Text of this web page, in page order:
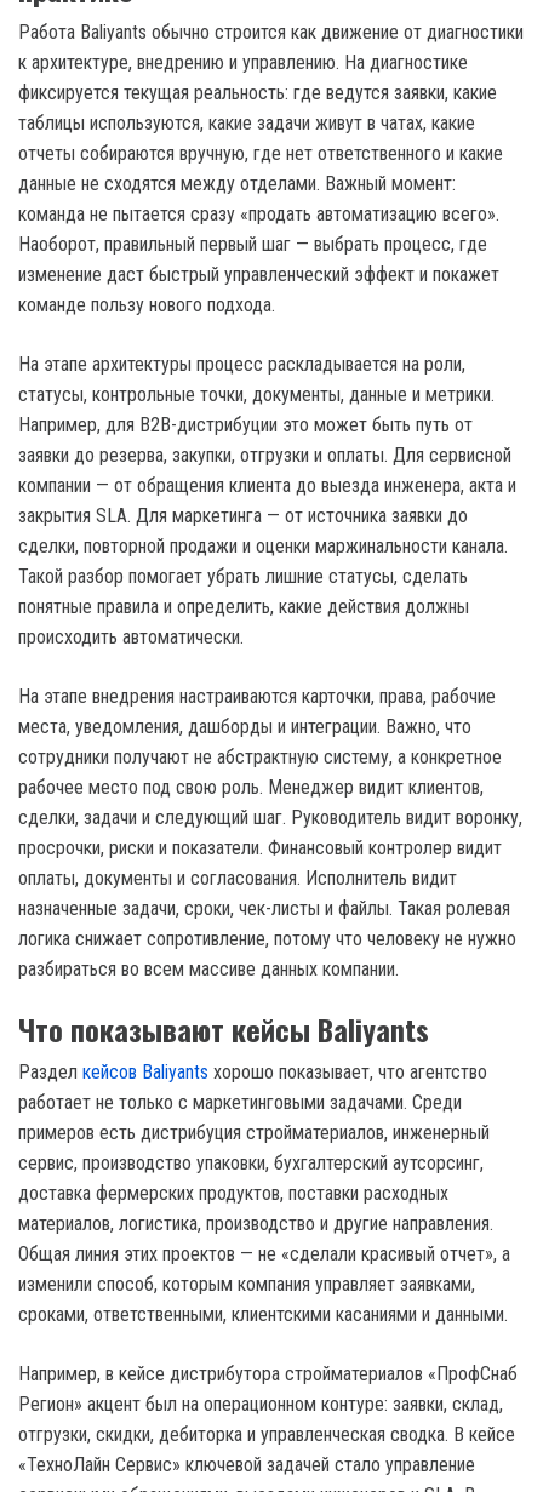
Работа Baliyants обычно строится как движение от диагностики
к архитектуре, внедрению и управлению. На диагностике
фиксируется текущая реальность: где ведутся заявки, какие
таблицы используются, какие задачи живут в чатах, какие
отчеты собираются вручную, где нет ответственного и какие
данные не сходятся между отделами. Важный момент:
команда не пытается сразу «продать автоматизацию всего».
Наоборот, правильный первый шаг — выбрать процесс, где
изменение даст быстрый управленческий эффект и покажет
команде пользу нового подхода.
На этапе архитектуры процесс раскладывается на роли,
статусы, контрольные точки, документы, данные и метрики.
Например, для B2B-дистрибуции это может быть путь от
заявки до резерва, закупки, отгрузки и оплаты. Для сервисной
компании — от обращения клиента до выезда инженера, акта и
закрытия SLA. Для маркетинга — от источника заявки до
сделки, повторной продажи и оценки маржинальности канала.
Такой разбор помогает убрать лишние статусы, сделать
понятные правила и определить, какие действия должны
происходить автоматически.
На этапе внедрения настраиваются карточки, права, рабочие
места, уведомления, дашборды и интеграции. Важно, что
сотрудники получают не абстрактную систему, а конкретное
рабочее место под свою роль. Менеджер видит клиентов,
сделки, задачи и следующий шаг. Руководитель видит воронку,
просрочки, риски и показатели. Финансовый контролер видит
оплаты, документы и согласования. Исполнитель видит
назначенные задачи, сроки, чек-листы и файлы. Такая ролевая
логика снижает сопротивление, потому что человеку не нужно
разбираться во всем массиве данных компании.
Что показывают кейсы Baliyants
Раздел кейсов Baliyants хорошо показывает, что агентство
работает не только с маркетинговыми задачами. Среди
примеров есть дистрибуция стройматериалов, инженерный
сервис, производство упаковки, бухгалтерский аутсорсинг,
доставка фермерских продуктов, поставки расходных
материалов, логистика, производство и другие направления.
Общая линия этих проектов — не «сделали красивый отчет», а
изменили способ, которым компания управляет заявками,
сроками, ответственными, клиентскими касаниями и данными.
Например, в кейсе дистрибутора стройматериалов «ПрофСнаб
Регион» акцент был на операционном контуре: заявки, склад,
отгрузки, скидки, дебиторка и управленческая сводка. В кейсе
«ТехноЛайн Сервис» ключевой задачей стало управление